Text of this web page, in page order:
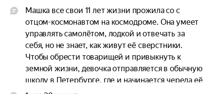
Машка все свои 11 лет жизни прожила со с
отцом-космонавтом на космодроме. Она умеет
управлять самолётом, лодкой и отвечать за
себя, но не знает, как живут её сверстники.
Чтобы обрести товарищей и привыкнуть к
земной жизни, девочка отправляется в обычную
школу в Петербурге, где и начинается череда её
невероятных приключений.